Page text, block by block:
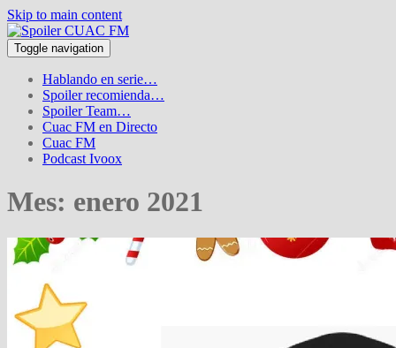
Skip to main content
Toggle navigation
Hablando en serie…
Spoiler recomienda…
Spoiler Team…
Cuac FM en Directo
Cuac FM
Podcast Ivoox
Mes: enero 2021